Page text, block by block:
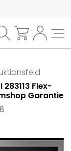
Flex-
Garantie